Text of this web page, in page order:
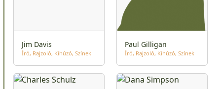
Jim Davis
Író Rajzoló Kihúzó Színek
Paul Gilligan
Író Rajzoló Kihúzó Színek